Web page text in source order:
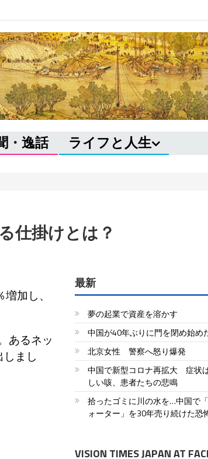
・逸話 ライフと人生
仕掛けとは？
加し、
あるネッ
まし
最新
夢の起業で資産を溶かす
中国が40年ぶりに門を閉め始め
北京女性 警察へ怒り爆発
中国で新型コロナ再拡大 症状
しい咳、患者たちの悲鳴
拾ったゴミに川の水を…中国で
ォーター」を30年売り続けた恐
VISION TIMES JAPAN AT